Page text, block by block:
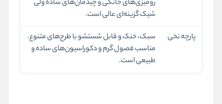
رومیزی‌های خانگی و چیدمان‌های ساده ولی
شیک گزینه‌ای عالی است.
پارچه نخی
سبک، خنک و قابل شستشو با طرح‌های متنوع.
مناسب فصول گرم و دکوراسیون‌های ساده و
طبیعی است.